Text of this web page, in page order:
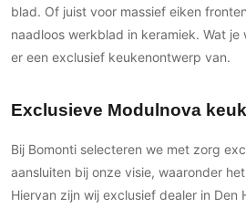
Beton Ciré vloeren
PVC vloeren
Vloerkleden
Afwerking
blad. Of juist voor massief eiken
naadloos werkblad in keramiek. Wat je
er een exclusief keukenontwerp van.
Exclusieve Modulnova
Bij Bomonti selecteren we met zorg
aansluiten bij onze visie, waaronder
Hiervan zijn wij exclusief dealer in Den